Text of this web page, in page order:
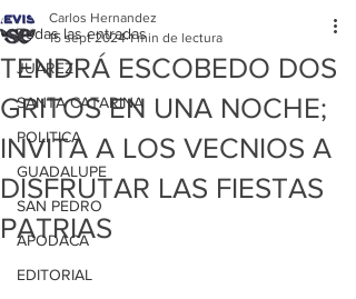
Todas las entradas
JUAREZ
SANTA CATARINA
POLITICA
GUADALUPE
SAN PEDRO
APODACA
EDITORIAL
TENDRÁ ESCOBEDO DOS
GRITOS EN UNA NOCHE;
INVITA A LOS VECNIOS A
DISFRUTAR LAS FIESTAS
PATRIAS
Carlos Hernandez
15 sept 2024 1 min de lectura